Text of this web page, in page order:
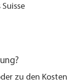
zu den Kosten